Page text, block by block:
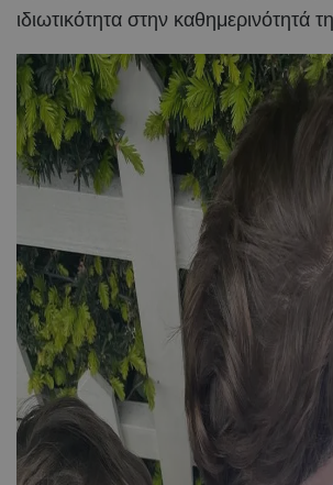
ιδιωτικότητα στην καθημερινότητά